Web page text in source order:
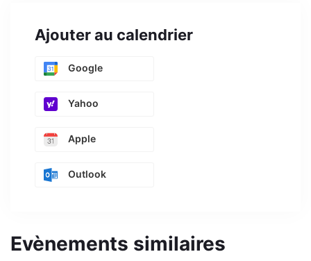
Ajouter au calendrier
Google
Yahoo
Apple
Outlook
Evènements similaires